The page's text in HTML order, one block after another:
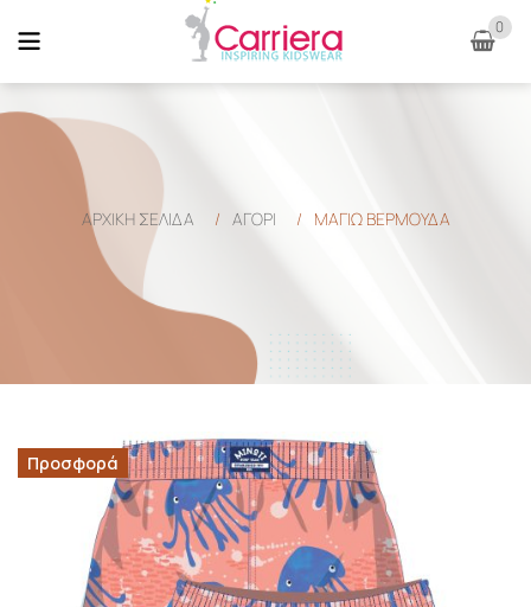
0
ΑΡΧΙΚΉ ΣΕΛΊΔΑ / ΑΓΟΡΙ / ΜΑΓΙΩ ΒΕΡΜΟΥΔΑ
Προσφορά